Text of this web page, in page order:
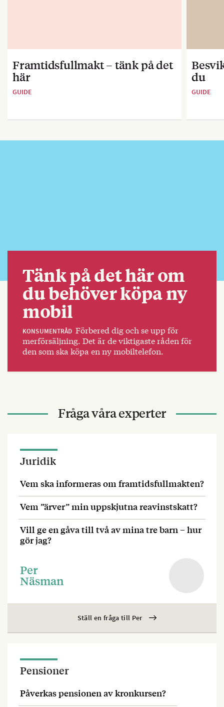
Framtidsfullmakt – tänk på det
här
GUIDE
du
GUIDE
Tänk på det här om
du behöver köpa ny
mobil
KONSUMENTRÅD Förbered dig och se upp för
merförsäljning. Det är de viktigaste råden för
den som ska köpa en ny mobiltelefon.
Fråga våra experter
Juridik
Vem ska informeras om framtidsfullmakten?
Vem ”ärver” min uppskjutna reavinstskatt?
Vill ge en gåva till två av mina tre barn – hur
gör jag?
Per
Näsman
Ställ en fråga till Per
Pensioner
Påverkas pensionen av kronkursen?